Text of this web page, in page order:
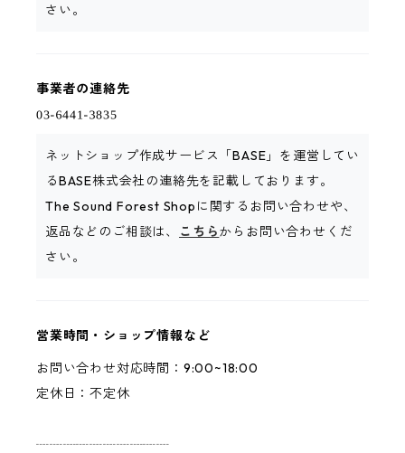
さい。
事業者の連絡先
ネットショップ作成サービス「BASE」を運営してい
るBASE株式会社の連絡先を記載しております。
The Sound Forest Shopに関するお問い合わせや、
返品などのご相談は、
こちらからお問い合わせくだ
さい。
営業時間・ショップ情報など
お問い合わせ対応時間：9:00~18:00
定休日：不定休
┈┈┈┈┈┈┈┈┈┈